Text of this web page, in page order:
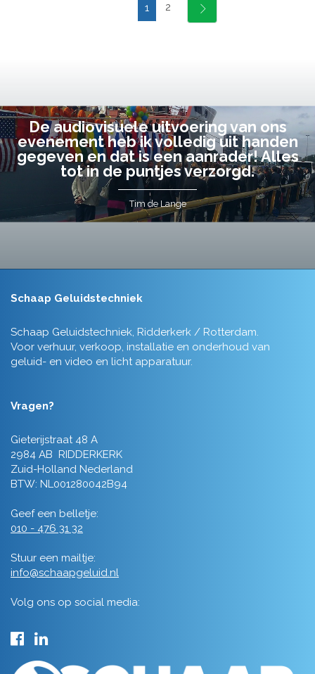
1 2
De audiovisuele uitvoering van ons
evenement heb ik volledig uit handen
gegeven en dat is een aanrader! Alles
tot in de puntjes verzorgd.
Tim de Lange
Schaap Geluidstechniek
Schaap Geluidstechniek, Ridderkerk / Rotterdam.
Voor verhuur, verkoop, installatie en onderhoud van
geluid- en video en licht apparatuur.
Vragen?
Gieterijstraat 48 A
2984 AB RIDDERKERK
Zuid-Holland Nederland
BTW: NL001280042B94
Geef een belletje:
010 - 476 31 32
Stuur een mailtje:
info@schaapgeluid.nl
Volg ons op social media: